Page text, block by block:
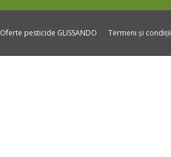
Oferte pesticide GLISSANDO Termeni și condiții